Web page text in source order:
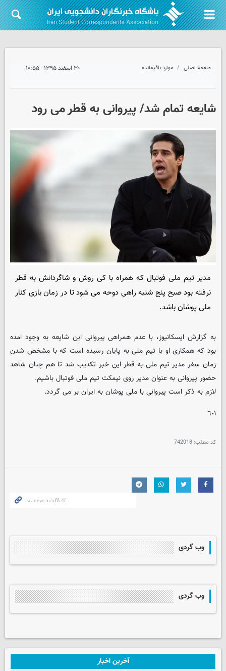
صفحه اصلی موارد باقیمانده ۳۰ اسفند ۱۳۹۵ - ۱۰:۵۵
شایعه تمام شد/ پیروانی به قطر می رود
مدیر تیم ملی فوتبال که همراه با کی روش و شاگردانش به قطر
نرفته بود صبح پنج شنبه راهی دوحه می شود تا در زمان بازی کنار
ملی پوشان باشد.
به گزارش ایسکانیوز، با عدم همراهی پیروانی این شایعه به وجود امده
بود که همکاری او با تیم ملی به پایان رسیده است که با مشخص شدن
زمان سفر مدیر تیم ملی به قطر این خبر تکذیب شد تا هم چنان شاهد
حضور پیروانی به عنوان مدیر روی نیمکت تیم ملی فوتبال باشیم.
لازم به ذکر است پیروانی با ملی پوشان به ایران بر می گردد.
٦٠١
کد مطلب: 742018
وب گردی
وب گردی
آخرین اخبار